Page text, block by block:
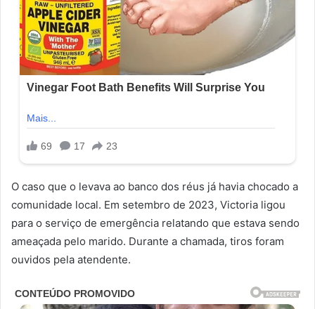
O caso que o levava ao banco dos réus já havia chocado a
comunidade local. Em setembro de 2023, Victoria ligou
para o serviço de emergência relatando que estava sendo
ameaçada pelo marido. Durante a chamada, tiros foram
ouvidos pela atendente.